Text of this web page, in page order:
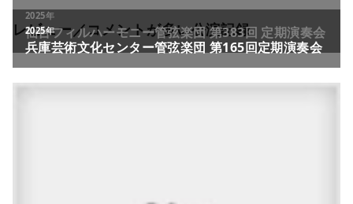
レビュー／コメントが多い公演記録